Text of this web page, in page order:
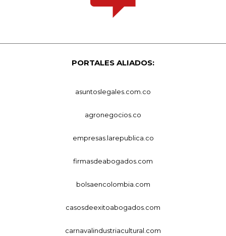
PORTALES ALIADOS:
asuntoslegales.com.co
agronegocios.co
empresas.larepublica.co
firmasdeabogados.com
bolsaencolombia.com
casosdeexitoabogados.com
carnavalindustriacultural.com